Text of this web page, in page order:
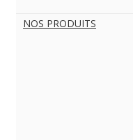
NOS PRODUITS